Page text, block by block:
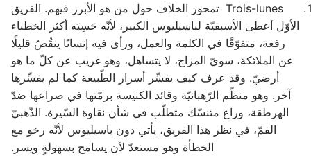
Trois-lunes تمحوَرَ الخلاف حول من هو الأبرز فيهم. ‏الفريق
الأوّل أعطى الأسبقيّة لباسيليوس الكبير، لأنّه حَسِبَه أكثر الخطباء
رفعة، متفوّقًا في الكلمة والعمل، ورأى فيه إنسانًا ينقُصُ قليلًا
عن الملائكة، سويّ المزاج، لا يتساهل، وهو غريب عن كلّ ما هو
أرضيّ. وقد عرف كيف يفسِّر أسرار الطّبيعة كما لم يفسِّرها
آخر. وهو منظّم الرّهبانيّة وقائد الكنيسة برمّتها في صراعها ضدّ
الهرطقة، وراع متنسّك متطلّب في شأن نقاوة السّيرة. الذّهبيّ
الفمّ، في نظر هذا الفريق، يأتي دون باسيليوس لأنّه رخو مع
الخطأة وهو مستعدّ لأن يسامح بسهولةٍ ويسر.